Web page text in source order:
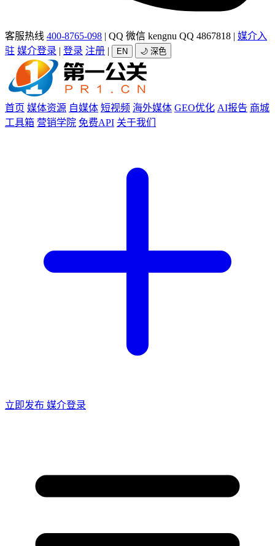
客服热线 400-8765-098 | QQ 微信 kengnu QQ 4867818 | 媒介入
驻 媒介登录 | 登录 注册 | EN 🌙 深色
首页 媒体资源 自媒体 短视频 海外媒体 GEO优化 AI报告 商城
工具箱 营销学院 免费API 关于我们
立即发布 媒介登录